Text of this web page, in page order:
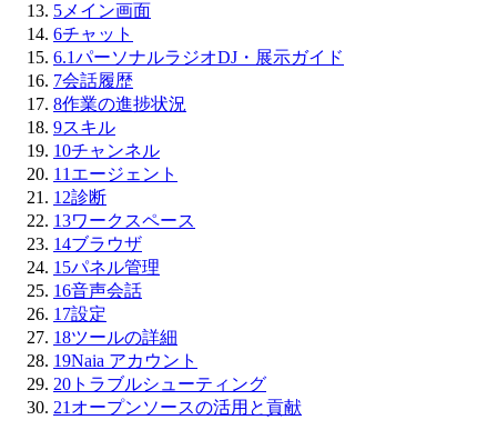
5 メイン画面
6チャット
6.1パーソナルラジオDJ・展示ガイド
7会話履歴
8作業の進捗状況
9スキル
10チャンネル
11 エージェント
12診断
13ワークスペース
14ブラウザ
15パネル管理
16音声会話
17設定
18ツールの詳細
19Naia アカウント
20 トラブルシューティング
21 オープンソースの活用と貢献